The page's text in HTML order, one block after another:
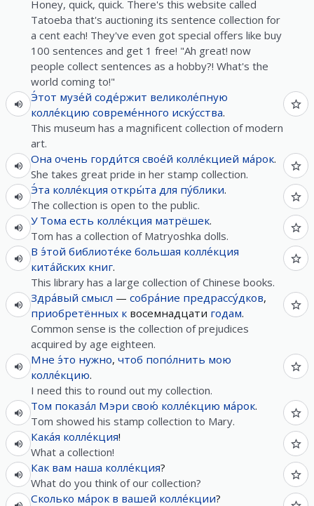
Honey, quick, quick. There's this website called
Tatoeba that's auctioning its sentence collection for
a cent each! They've even got special offers like buy
100 sentences and get 1 free! "Ah great! now
people collect sentences as a hobby?! What's the
world coming to!"
Э́тот музе́й соде́ржит великоле́пную
колле́кцию совреме́нного иску́сства.
This museum has a magnificent collection of modern
art.
Она очень горди́тся свое́й колле́кцией ма́рок.
She takes great pride in her stamp collection.
Э́та колле́кция откры́та для пу́блики.
The collection is open to the public.
У Тома есть колле́кция матрёшек.
Tom has a collection of Matryoshka dolls.
В э́той библиоте́ке большая колле́кция
кита́йских книг.
This library has a large collection of Chinese books.
Здра́вый смысл — собра́ние предрассу́дков,
приобретённых к восемнадцати годам.
Common sense is the collection of prejudices
acquired by age eighteen.
Мне э́то нужно, чтоб попо́лнить мою
колле́кцию.
I need this to round out my collection.
Том показа́л Мэри свою́ колле́кцию ма́рок.
Tom showed his stamp collection to Mary.
Кака́я колле́кция!
What a collection!
Как вам наша колле́кция?
What do you think of our collection?
Сколько ма́рок в вашей колле́кции?